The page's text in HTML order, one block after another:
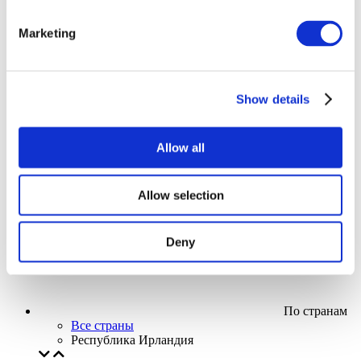
Marketing
Show details
Allow all
Allow selection
Deny
Без поджанра
Применить
По странам
Все страны
Республика Ирландия